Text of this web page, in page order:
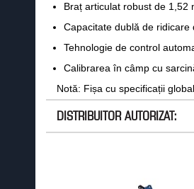
Braț articulat robust de 1,52
Capacitate dublă de
Tehnologie de control
Calibrarea în câmp cu
Notă: Fișa cu specificații
DISTRIBUITOR AUTORIZAT: